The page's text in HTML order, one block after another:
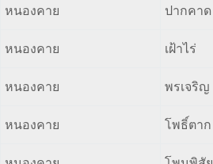
หนองคาย ปากคาด
หนองคาย เฝ้าไร่
หนองคาย พรเจริญ
หนองคาย โพธิ์ตาก